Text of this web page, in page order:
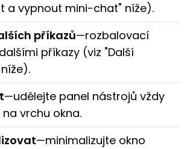
a vypnout mini-chat" níže).
příkazů—rozbalovací
příkazy (viz "Další
—udělejte panel nástrojů vždy
vrchu okna.
—minimalizujte okno